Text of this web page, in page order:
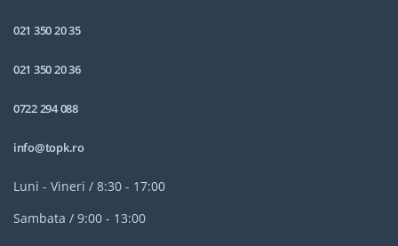
021 350 20 35
021 350 20 36
0722 294 088
info@topk.ro
Luni - Vineri / 8:30 - 17:00
Sambata / 9:00 - 13:00